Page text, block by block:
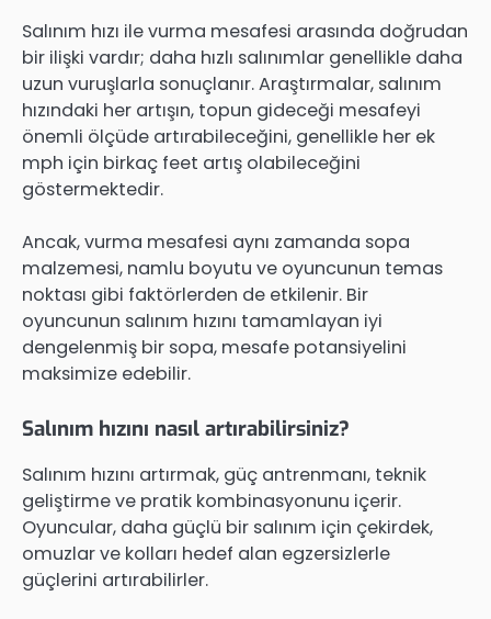
Salınım hızı ile vurma mesafesi arasında doğrudan
bir ilişki vardır; daha hızlı salınımlar genellikle daha
uzun vuruşlarla sonuçlanır. Araştırmalar, salınım
hızındaki her artışın, topun gideceği mesafeyi
önemli ölçüde artırabileceğini, genellikle her ek
mph için birkaç feet artış olabileceğini
göstermektedir.
Ancak, vurma mesafesi aynı zamanda sopa
malzemesi, namlu boyutu ve oyuncunun temas
noktası gibi faktörlerden de etkilenir. Bir
oyuncunun salınım hızını tamamlayan iyi
dengelenmiş bir sopa, mesafe potansiyelini
maksimize edebilir.
Salınım hızını nasıl artırabilirsiniz?
Salınım hızını artırmak, güç antrenmanı, teknik
geliştirme ve pratik kombinasyonunu içerir.
Oyuncular, daha güçlü bir salınım için çekirdek,
omuzlar ve kolları hedef alan egzersizlerle
güçlerini artırabilirler.